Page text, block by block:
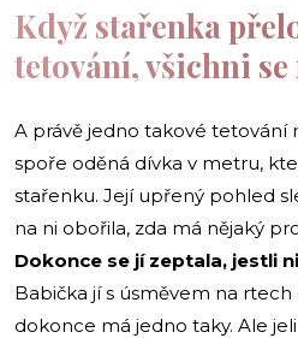
Když stařenka
tetování, všichni
A právě jedno takové tetování
spoře oděná dívka v metru,
stařenku. Její upřený pohled
na ni obořila, zda má nějaký
Dokonce se jí zeptala, jestli
Babička jí s úsměvem na rtech
dokonce má jedno taky. Ale